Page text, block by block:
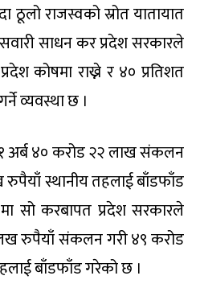
राजस्वको स्रोत यातायात
साधन कर प्रदेश सरकारले
कोषमा राख्ने र ४० प्रतिशत
व्यवस्था छ ।
अर्ब ४० करोड २२ लाख संकलन
स्थानीय तहलाई बाँडफाँड
सो करबापत प्रदेश सरकारले
रुपैयाँ संकलन गरी ४९ करोड
बाँडफाँड गरेको छ ।